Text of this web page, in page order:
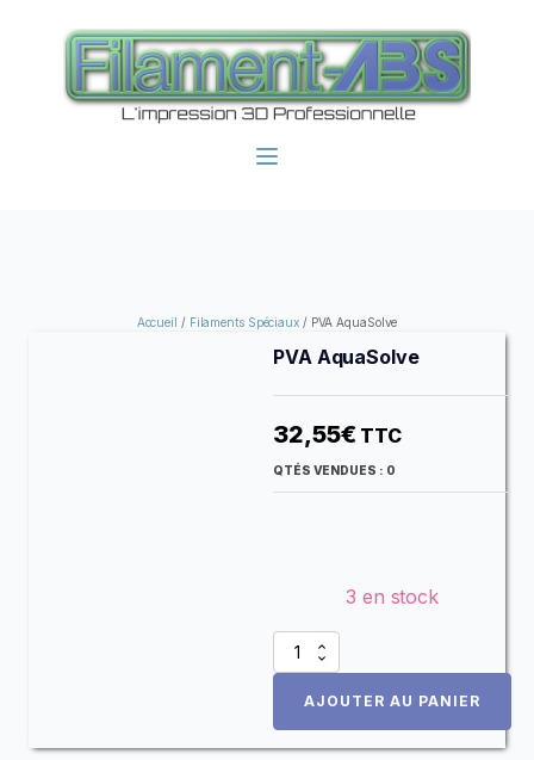
Accueil / Filaments Spéciaux/ PVA AquaSolve
PVA AquaSolve
32,55€ TTC
QTÉS VENDUES : 0
3 en stock
quantité
de
AJOUTER AU PANIER
Alternative: